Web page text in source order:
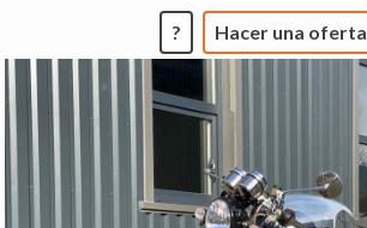
? Hacer una oferta